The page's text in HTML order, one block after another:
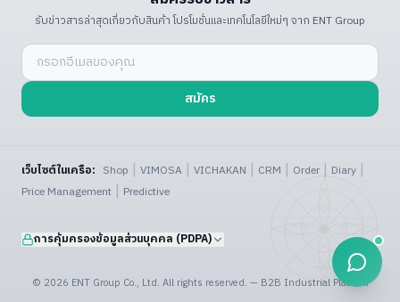
รับข่าวสารล่าสุดเกี่ยวกับสินค้า โปรโมชั่นและเทคโนโลยีใหม่ๆ จาก ENT Group
สมัคร
เว็บไซต์ในเครือ: Shop | VIMOSA | VICHAKAN | CRM | Order | Diary |
Price Management | Predictive
การคุ้มครองข้อมูลส่วนบุคคล (PDPA)
© 2026 ENT Group Co., Ltd. All rights reserved. — B2B Industrial Platform